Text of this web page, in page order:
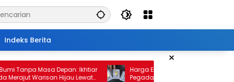
Indeks Berita
×
Masa Depan: Ikhtiar
Warisan Hijau Lewat
Harga Emas 10 Februari 2026: Antam
Pegadaian Kembali Melonjak